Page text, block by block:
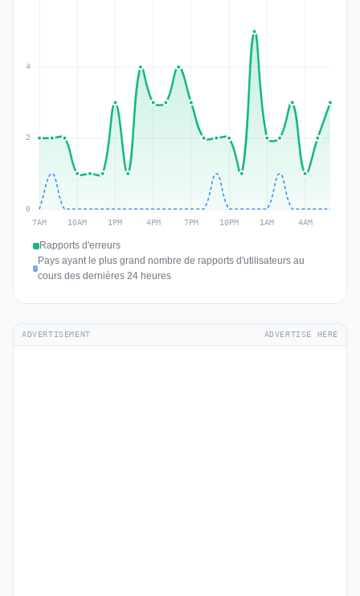
Rapports d'erreurs
Pays ayant le plus grand nombre de rapports d'utilisateurs au
cours des dernières 24 heures
ADVERTISEMENT ADVERTISE HERE